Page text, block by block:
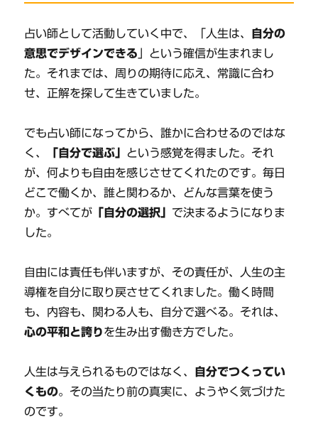
占い師として活動していく中で、「人生は、 自分の
意思でデザインできる 」という確信が生まれまし
た。それまでは、周りの期待に応え、常識に合わ
せ、正解を探して生きていました。
でも占い師になってから、誰かに合わせるのではな
く、
「自分で選ぶ」 という感覚を得ました。それ
が、何よりも自由を感じさせてくれたのです。毎日
どこで働くか、誰と関わるか、どんな言葉を使う
か。すべてが 「自分の選択」 で決まるようになりま
した。
自由には責任も伴いますが、その責任が、人生の主
導権を自分に取り戻させてくれました。働く時間
も、内容も、関わる人も、自分で選べる。それは、
心の平和と誇りを生み出す働き方でした。
人生は与えられるものではなく、 自分でつくってい
くもの。その当たり前の真実に、ようやく気づけた
のです。